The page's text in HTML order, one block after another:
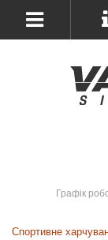
Графік
Спортивне